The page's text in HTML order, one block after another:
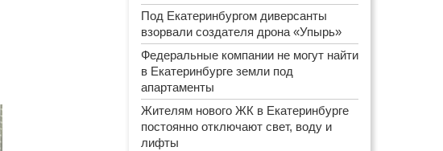
Под Екатеринбургом диверсанты
взорвали создателя дрона «Упырь»
Федеральные компании не могут найти
в Екатеринбурге земли под
апартаменты
Жителям нового ЖК в Екатеринбурге
постоянно отключают свет, воду и
лифты